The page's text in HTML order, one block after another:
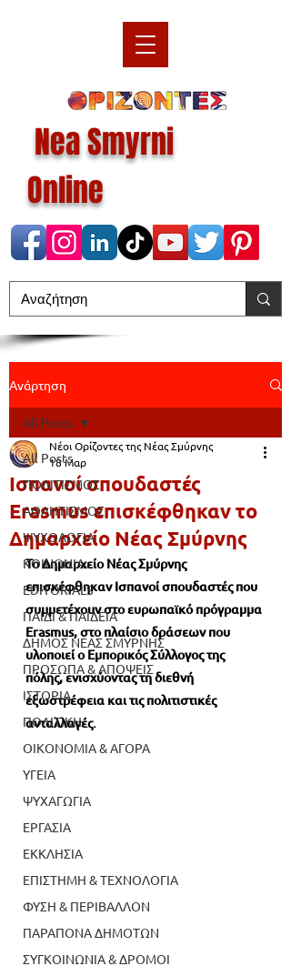
Nea Smyrni
Online
Ανάρτηση
All Posts
ΠΟΛΙΤΙΣΜΟΣ
ΑΘΛΗΤΙΣΜΟΣ
ΨΥΧΟΛΟΓΙΑ
ΚΟΙΝΩΝΙΑ
EDITORIALS
ΠΑΙΔΙ & ΠΑΙΔΕΙΑ
ΔΗΜΟΣ ΝΕΑΣ ΣΜΥΡΝΗΣ
ΠΡΟΣΩΠΑ & ΑΠΟΨΕΙΣ
ΙΣΤΟΡΙΑ
ΠΟΛΙΤΙΚΗ
ΟΙΚΟΝΟΜΙΑ & ΑΓΟΡΑ
ΥΓΕΙΑ
ΨΥΧΑΓΩΓΙΑ
ΕΡΓΑΣΙΑ
ΕΚΚΛΗΣΙΑ
ΕΠΙΣΤΗΜΗ & ΤΕΧΝΟΛΟΓΙΑ
ΦΥΣΗ & ΠΕΡΙΒΑΛΛΟΝ
ΠΑΡΑΠΟΝΑ ΔΗΜΟΤΩΝ
ΣΥΓΚΟΙΝΩΝΙΑ & ΔΡΟΜΟΙ
All Posts
Ισπανοί σπουδαστές
Erasmus επισκέφθηκαν το
Δημαρχείο Νέας Σμύρνης
Νέοι Ορίζοντες της Νέας Σμύρνης
18 Μαρ
Το Δημαρχείο Νέας Σμύρνης
επισκέφθηκαν Ισπανοί σπουδαστές που
συμμετέχουν στο ευρωπαϊκό πρόγραμμα
Erasmus, στο πλαίσιο δράσεων που
υλοποιεί ο Εμπορικός Σύλλογος της
πόλης, ενισχύοντας τη διεθνή
εξωστρέφεια και τις πολιτιστικές
ανταλλαγές.